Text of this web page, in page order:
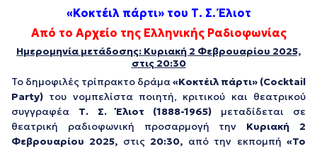
«Κοκτέιλ πάρτι» του Τ. Σ. Έλιοτ
Από το Αρχείο της Ελληνικής Ραδιοφωνίας
Ημερομηνία μετάδοσης: Κυριακή 2 Φεβρουαρίου 2025,
στις 20:30
Το δημοφιλές τρίπρακτο δράμα«Κοκτέιλ πάρτι» (Cocktail
Party) του νομπελίστα ποιητή, κριτικού και θεατρικού
συγγραφέα Τ. Σ. Έλιοτ (1888-1965) μεταδίδεται σε
θεατρική ραδιοφωνική προσαρμογή την Κυριακή 2
Φεβρουαρίου 2025, στις 20:30, από την εκπομπή«Το